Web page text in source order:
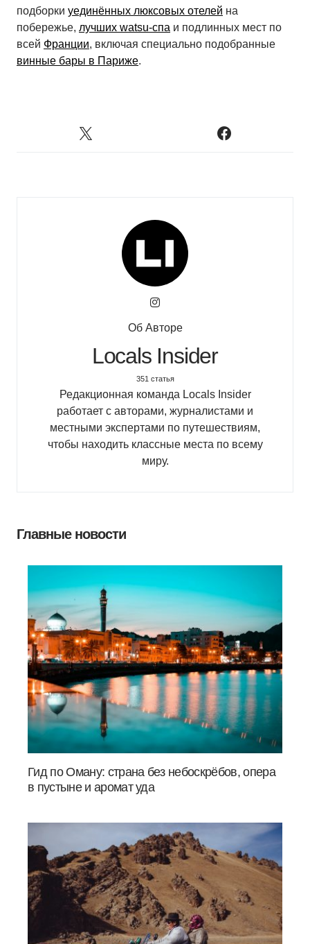
подборки уединённых люксовых отелей на
побережье, лучших watsu-спа и подлинных мест по
всей Франции, включая специально подобранные
винные бары в Париже.
Об Авторе
Locals Insider
351 статья
Редакционная команда Locals Insider
работает с авторами, журналистами и
местными экспертами по путешествиям,
чтобы находить классные места по всему
миру.
Главные новости
Гид по Оману: страна без небоскрёбов, опера
в пустыне и аромат уда